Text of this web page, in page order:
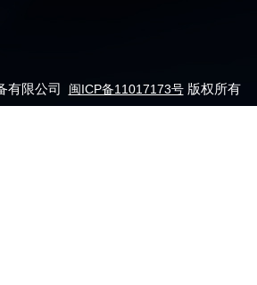
有限公司 闽ICP备11017173号版权所有